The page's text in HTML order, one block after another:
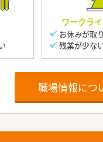
ワークラ
お休みが取
残業が少な
職場情報につ